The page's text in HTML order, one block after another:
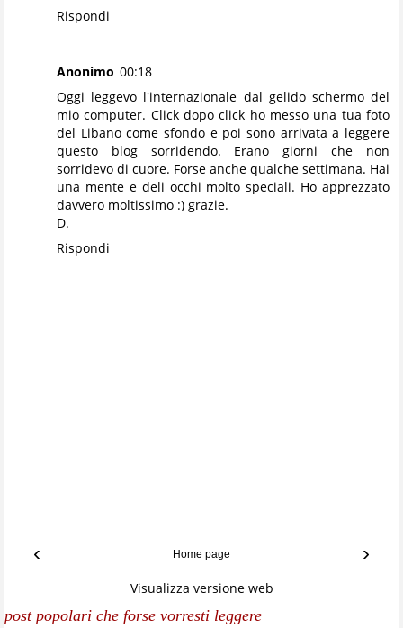
Rispondi
Anonimo 00:18
Oggi leggevo l'internazionale dal gelido schermo del
mio computer. Click dopo click ho messo una tua foto
del Libano come sfondo e poi sono arrivata a leggere
questo blog sorridendo. Erano giorni che non
sorridevo di cuore. Forse anche qualche settimana. Hai
una mente e deli occhi molto speciali. Ho apprezzato
davvero moltissimo :) grazie.
D.
Rispondi
‹ ›
Home page
Visualizza versione web
post popolari che forse vorresti leggere